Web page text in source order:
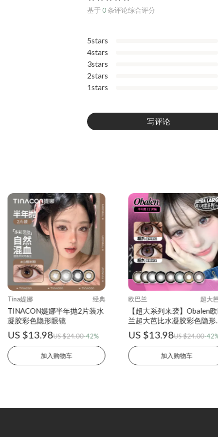
基于 0条评论综合评分
1stars
2stars
3stars
4stars
5stars
写评论
Tina媞娜 经典
TINACON媞娜半年抛2片装水
凝胶彩色隐形眼镜
US $13.98US $24.00-42%
加入购物车
欧巴兰 超大
【超大系列来袭】Obalen
兰超大芭比水凝胶彩色隐形
镜半年抛2片装
US $13.98US $24.00-
加入购物车